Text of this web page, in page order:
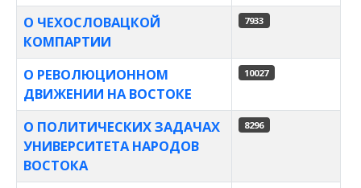
О ЧЕХОСЛОВАЦКОЙ
КОМПАРТИИ
7933
О РЕВОЛЮЦИОННОМ
ДВИЖЕНИИ НА ВОСТОКЕ
10027
О ПОЛИТИЧЕСКИХ ЗАДАЧАХ
УНИВЕРСИТЕТА НАРОДОВ
ВОСТОКА
8296